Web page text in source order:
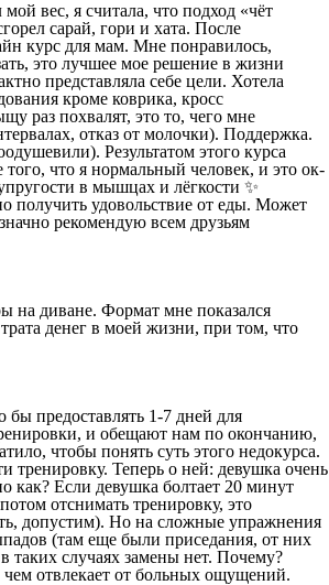
вес, я считала, что подход «чёт
сарай, гори и хата. После
курс для мам. Мне понравилось,
это лучшее мое решение в жизни
представляла себе цели. Хотела
кроме коврика, кросс
раз похвалят, это то, чего мне
отказ от молочки). Поддержка.
Результатом этого курса
что я нормальный человек, и это ок-
в мышцах и лёгкости ✨
получить удовольствие от еды. Может
рекомендую всем друзьям
на диване. Формат мне показался
денег в моей жизни, при том, что
предоставлять 1-7 дней для
и обещают нам по окончанию,
чтобы понять суть этого недокурса.
тренировку. Теперь о ней: девушка очень
как? Если девушка болтает 20 минут
отснимать тренировку, это
допустим). Но на сложные упражнения
(там еще были приседания, от них
таких случаях замены нет. Почему?
чем отвлекает от больных ощущений.